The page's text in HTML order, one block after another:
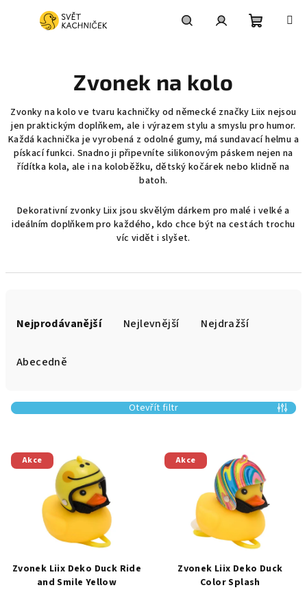
Zvonek na kolo
Zvonky na kolo ve tvaru kachničky od německé značky Liix nejsou
jen praktickým doplňkem, ale i výrazem stylu a smyslu pro humor.
Každá kachnička je vyrobená z odolné gumy, má sundavací helmu a
pískací funkci. Snadno ji připevníte silikonovým páskem nejen na
řídítka kola, ale i na koloběžku, dětský kočárek nebo klidně na
batoh.
Dekorativní zvonky Liix jsou skvělým dárkem pro malé i velké a
ideálním doplňkem pro každého, kdo chce být na cestách trochu
víc vidět i slyšet.
p
o
Nejprodávanější Nejlevnější Nejdražší
Abecedně
Otevřít filtr
V
ý Akce
Zvonek Liix Deko Duck Ride
and Smile Yellow
Akce
Zvonek Liix Deko Duck
Color Splash